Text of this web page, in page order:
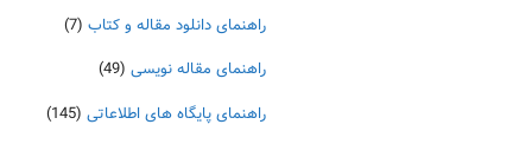
راهنمای دانلود مقاله و کتاب (7)
راهنمای مقاله نویسی (49)
راهنمای پایگاه های اطلاعاتی (145)